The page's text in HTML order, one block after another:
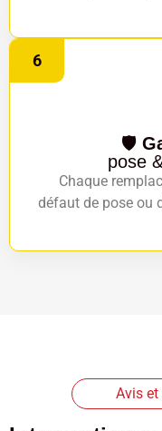
6
🛡️
pose
Chaque
défaut de pose ou
Avis